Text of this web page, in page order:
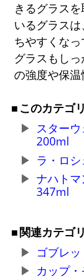
きるグラス
いるグラス
ちやすくな
グラスもし
の強度や保温
このカテゴ
スター
200ml
ラ・ロ
ナハト
347ml
関連カテゴリ
ゴブレッ
カップ